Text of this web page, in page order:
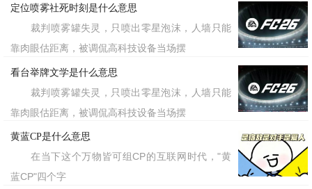
定位喷雾社死时刻是什么意思
裁判喷雾罐失灵，只喷出零星泡沫，人墙只能
靠肉眼估距离，被调侃高科技设备当场摆
看台举牌文学是什么意思
裁判喷雾罐失灵，只喷出零星泡沫，人墙只能
靠肉眼估距离，被调侃高科技设备当场摆
黄蓝CP是什么意思
在当下这个万物皆可组CP的互联网时代，"黄
蓝CP"四个字